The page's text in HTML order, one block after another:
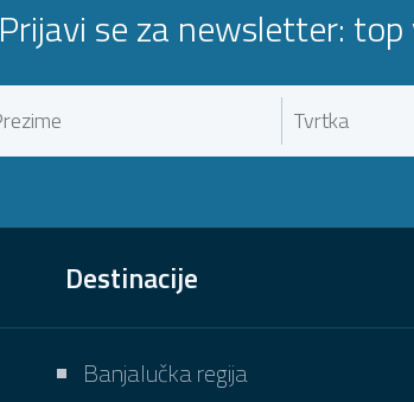
Prijavi se za newsletter:
Destinacije
Banjalučka regija